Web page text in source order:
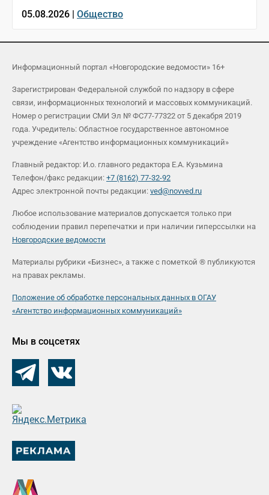
05.08.2026 | Общество
Информационный портал «Новгородские ведомости» 16+
Зарегистрирован Федеральной службой по надзору в сфере
связи, информационных технологий и массовых коммуникаций.
Номер о регистрации СМИ Эл № ФС77-77322 от 5 декабря 2019
года. Учредитель: Областное государственное автономное
учреждение «Агентство информационных коммуникаций»
Главный редактор: И.о. главного редактора Е.А. Кузьмина
Телефон/факс редакции: +7 (8162) 77-32-92
Адрес электронной почты редакции: ved@novved.ru
Любое использование материалов допускается только при
соблюдении правил перепечатки и при наличии гиперссылки на
Новгородские ведомости
Материалы рубрики «Бизнес», а также с пометкой ® публикуются
на правах рекламы.
Положение об обработке персональных данных в ОГАУ
«Агентство информационных коммуникаций»
Мы в соцсетях